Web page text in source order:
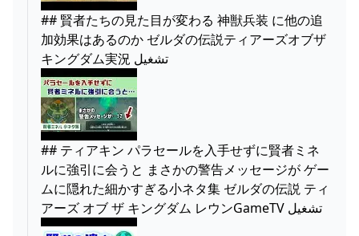
## 賢者たちの見た目が変わる 神獣兵装 に他の追
加効果はあるのか ゼルダの伝説ティアーズオブザ
キングダム実況 تشغيل
## ティアキン パラセールを入手せずに賢者ミネ
ルに強引に会うと まさかの警告メッセージが ゲー
ムに隠れた細かすぎる小ネタ集 ゼルダの伝説 ティ
アーズ オブ ザ キングダム レウンGameTV تشغيل